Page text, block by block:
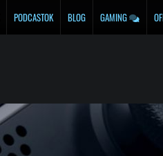
PODCASTOK BLOG GAMING